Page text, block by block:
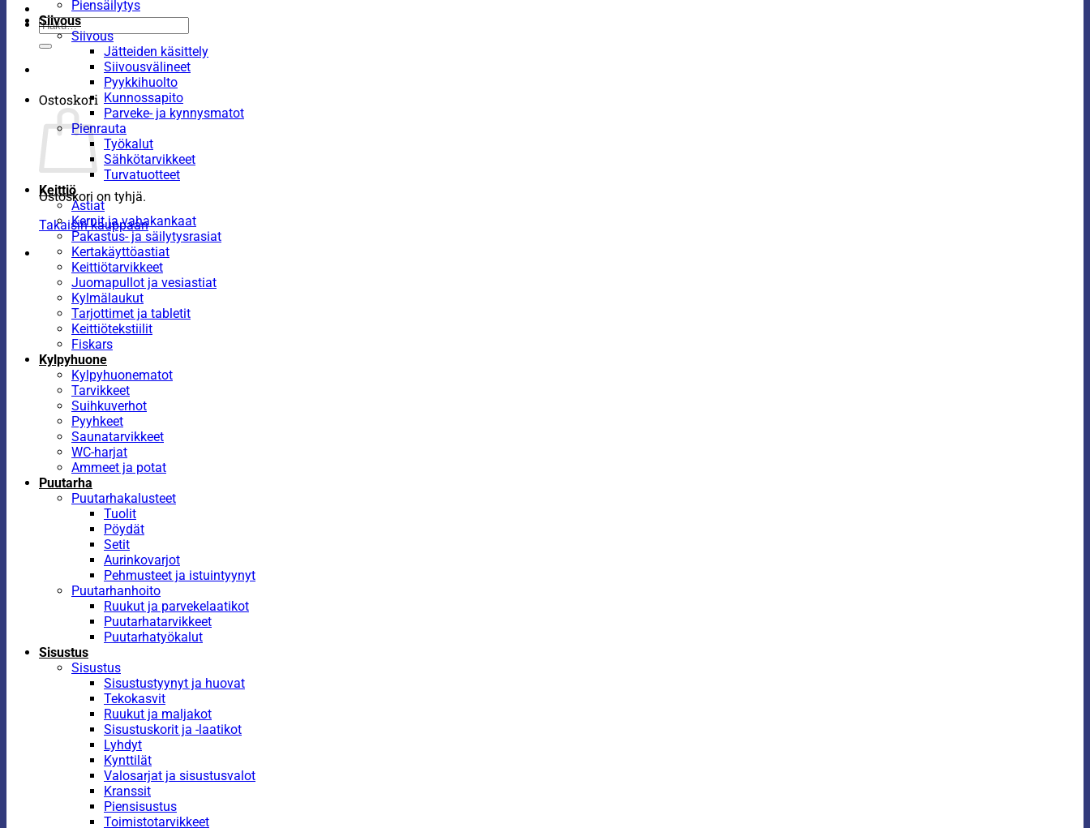
Etsi:
Ostoskori
Ostoskori on tyhjä.
Takaisin kauppaan
Piensäilytys
Siivous
Siivous
Jätteiden käsittely
Siivousvälineet
Pyykkihuolto
Kunnossapito
Parveke- ja kynnysmatot
Pienrauta
Työkalut
Sähkötarvikkeet
Turvatuotteet
Keittiö
Astiat
Kernit ja vahakankaat
Pakastus- ja säilytysrasiat
Kertakäyttöastiat
Keittiötarvikkeet
Juomapullot ja vesiastiat
Kylmälaukut
Tarjottimet ja tabletit
Keittiötekstiilit
Fiskars
Kylpyhuone
Kylpyhuonematot
Tarvikkeet
Suihkuverhot
Pyyhkeet
Saunatarvikkeet
WC-harjat
Ammeet ja potat
Puutarha
Puutarhakalusteet
Tuolit
Pöydät
Setit
Aurinkovarjot
Pehmusteet ja istuintyynyt
Puutarhanhoito
Ruukut ja parvekelaatikot
Puutarhatarvikkeet
Puutarhatyökalut
Sisustus
Sisustus
Sisustustyynyt ja huovat
Tekokasvit
Ruukut ja maljakot
Sisustuskorit ja -laatikot
Lyhdyt
Kynttilät
Valosarjat ja sisustusvalot
Kranssit
Piensisustus
Toimistotarvikkeet